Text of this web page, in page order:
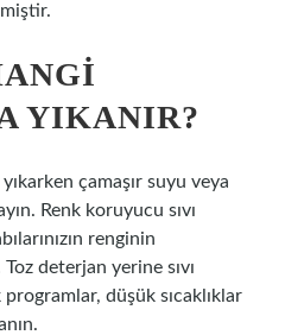
YIKANIR?
yıkarken çamaşır suyu veya
Renk koruyucu sıvı
renginin
Toz deterjan yerine sıvı
düşük sıcaklıklar